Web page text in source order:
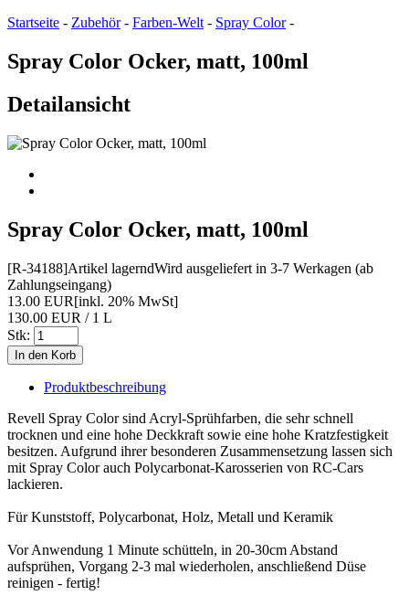
Startseite - Zubehör- Farben-Welt - Spray Color-
Spray Color Ocker, matt, 100ml
Detailansicht
Spray Color Ocker, matt, 100ml
[R-34188]Artikel lagerndWird ausgeliefert in 3-7 Werkagen (ab
Zahlungseingang)
13.00 EUR[inkl. 20% MwSt]
130.00 EUR / 1 L
Stk:
Produktbeschreibung
Revell Spray Color sind Acryl-Sprühfarben, die sehr schnell
trocknen und eine hohe Deckkraft sowie eine hohe Kratzfestigkeit
besitzen. Aufgrund ihrer besonderen Zusammensetzung lassen sich
mit Spray Color auch Polycarbonat-Karosserien von RC-Cars
lackieren.
Für Kunststoff, Polycarbonat, Holz, Metall und Keramik
Vor Anwendung 1 Minute schütteln, in 20-30cm Abstand
aufsprühen, Vorgang 2-3 mal wiederholen, anschließend Düse
reinigen - fertig!